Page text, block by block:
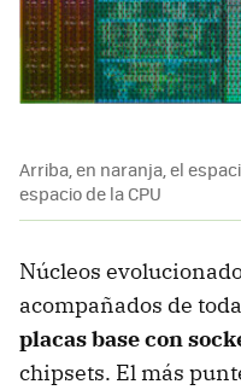
Arriba, en naranja, el
espacio de la CPU
Núcleos
acompañados de
placas base con
chipsets. El más